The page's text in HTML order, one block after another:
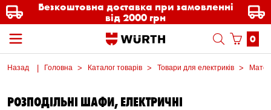
Безкоштовна доставка при замовленні
від 2000 грн
0
Назад Головна Каталог товарів Товари для електриків
РОЗПОДІЛЬНІ ШАФИ, ЕЛЕКТРИЧНІ